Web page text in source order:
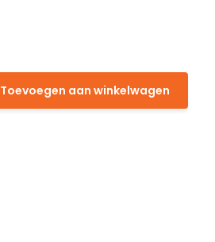
Toevoegen aan winkelwagen